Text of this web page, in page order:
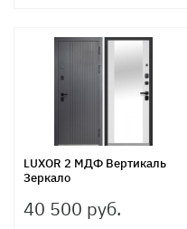
LUXOR 2 МДФ Вертикаль
Зеркало
40 500 руб.